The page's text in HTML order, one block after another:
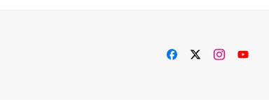
facebooktwitter